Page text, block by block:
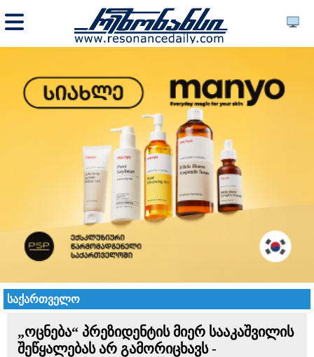
საქართველო
„ოცნება“ პრეზიდენტის მიერ სააკაშვილის
შეწყალებას არ გამორიცხავს -